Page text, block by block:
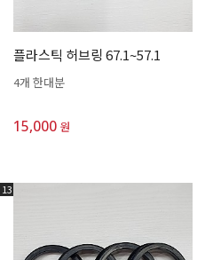
플라스틱 허브링 67.1~57.1
4개 한대분
15,000 원
13